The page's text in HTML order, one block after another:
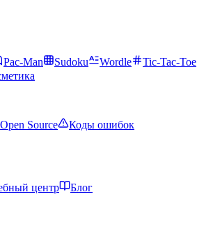
Pac-Man Sudoku Wordle Tic-Tac-Toe
Source
Коды ошибок
центр
Блог